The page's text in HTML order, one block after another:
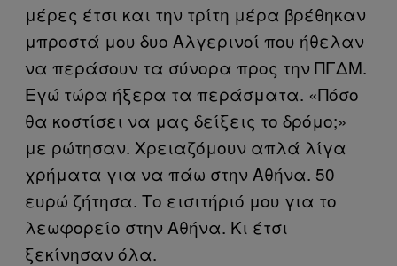
μέρες έτσι και την τρίτη μέρα βρέθηκαν
μπροστά μου δυο Αλγερινοί που ήθελαν
να περάσουν τα σύνορα προς την ΠΓΔΜ.
Εγώ τώρα ήξερα τα περάσματα. «Πόσο
θα κοστίσει να μας δείξεις το δρόμο;»
με ρώτησαν. Χρειαζόμουν απλά λίγα
χρήματα για να πάω στην Αθήνα. 50
ευρώ ζήτησα. Το εισιτήριό μου για το
λεωφορείο στην Αθήνα. Κι έτσι
ξεκίνησαν όλα.